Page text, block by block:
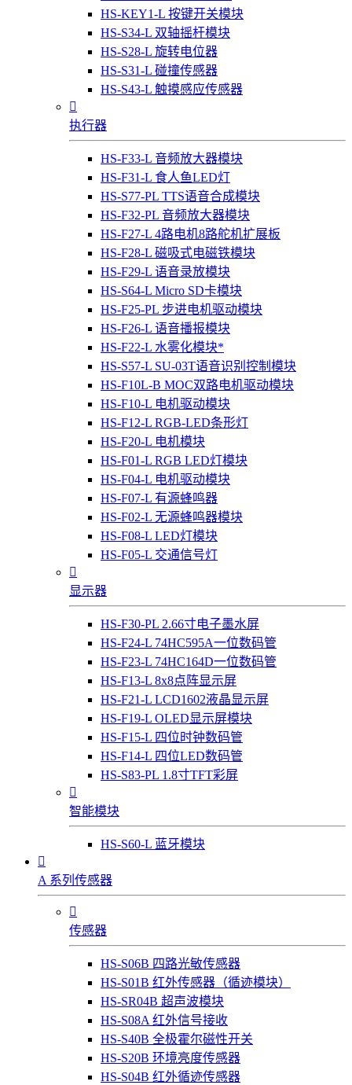
HS-KEY1-L 按键开关模块
HS-S34-L 双轴摇杆模块
HS-S28-L 旋转电位器
HS-S31-L 碰撞传感器
HS-S43-L 触摸感应传感器

执行器
HS-F33-L 音频放大器模块
HS-F31-L 食人鱼LED灯
HS-S77-PL TTS语音合成模块
HS-F32-PL 音频放大器模块
HS-F27-L 4路电机8路舵机扩展板
HS-F28-L 磁吸式电磁铁模块
HS-F29-L 语音录放模块
HS-S64-L Micro SD卡模块
HS-F25-PL 步进电机驱动模块
HS-F26-L 语音播报模块
HS-F22-L 水雾化模块*
HS-S57-L SU-03T语音识别控制模块
HS-F10L-B MOC双路电机驱动模块
HS-F10-L 电机驱动模块
HS-F12-L RGB-LED条形灯
HS-F20-L 电机模块
HS-F01-L RGB LED灯模块
HS-F04-L 电机驱动模块
HS-F07-L 有源蜂鸣器
HS-F02-L 无源蜂鸣器模块
HS-F08-L LED灯模块
HS-F05-L 交通信号灯

显示器
HS-F30-PL 2.66寸电子墨水屏
HS-F24-L 74HC595A一位数码管
HS-F23-L 74HC164D一位数码管
HS-F13-L 8x8点阵显示屏
HS-F21-L LCD1602液晶显示屏
HS-F19-L OLED显示屏模块
HS-F15-L 四位时钟数码管
HS-F14-L 四位LED数码管
HS-S83-PL 1.8寸TFT彩屏

智能模块
HS-S60-L 蓝牙模块

A 系列传感器

传感器
HS-S06B 四路光敏传感器
HS-S01B 红外传感器（循迹模块）
HS-SR04B 超声波模块
HS-S08A 红外信号接收
HS-S40B 全极霍尔磁性开关
HS-S20B 环境亮度传感器
HS-S04B 红外循迹传感器